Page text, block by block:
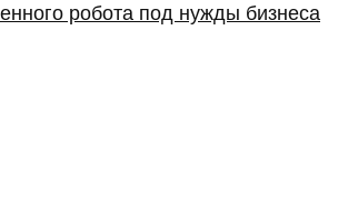
робота под нужды бизнеса